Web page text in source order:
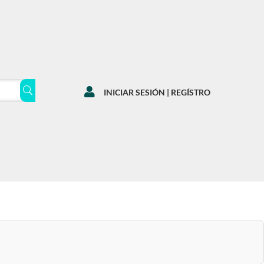
 INICIAR SESIÓN | REGÍSTRO